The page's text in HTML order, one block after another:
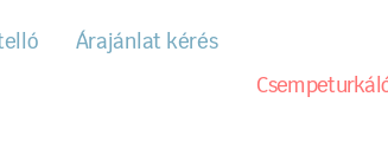
Árajánlat kérés